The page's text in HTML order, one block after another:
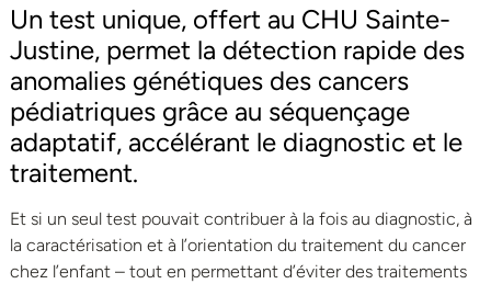
Un test unique, offert au CHU Sainte-
Justine, permet la détection rapide des
anomalies génétiques des cancers
pédiatriques grâce au séquençage
adaptatif, accélérant le diagnostic et le
traitement.
Et si un seul test pouvait contribuer à la fois au diagnostic, à
la caractérisation et à l’orientation du traitement du cancer
chez l’enfant – tout en permettant d’éviter des traitements